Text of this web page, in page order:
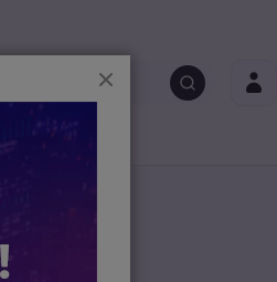
Onedirect?
btw)
CS540/C565